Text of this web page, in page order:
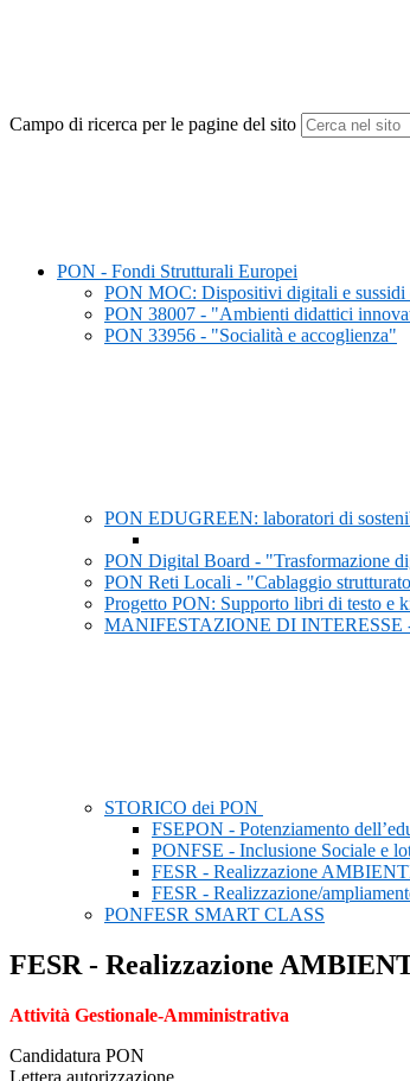
Campo di ricerca per le pagine del sito
PON - Fondi Strutturali Europei
PON MOC: Dispositivi digitali e sussidi
PON 38007 - "Ambienti didattici
PON 33956 - "Socialità e accoglienza"
PON EDUGREEN: laboratori di
PON Digital Board - "Trasformazione
PON Reti Locali - "Cablaggio
Progetto PON: Supporto libri di testo e
MANIFESTAZIONE DI INTERESSE
STORICO dei PON
FSEPON - Potenziamento
PONFSE - Inclusione Sociale e
FESR - Realizzazione
FESR - Realizzazione/
PONFESR SMART CLASS
FESR - Realizzazione
Attività Gestionale-Amministrativa
Candidatura PON